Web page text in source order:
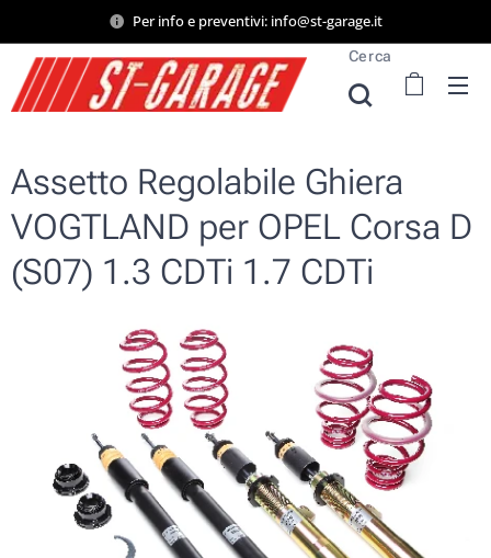
Per info e preventivi: info@st-garage.it
Cerca
Assetto Regolabile Ghiera
VOGTLAND per OPEL Corsa D
(S07) 1.3 CDTi 1.7 CDTi